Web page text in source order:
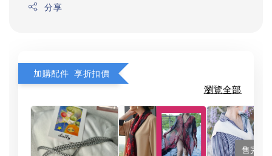
分享
加購配件 享折扣價
瀏覽全部
售完